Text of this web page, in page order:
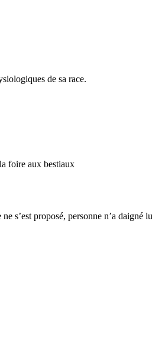
de sa race.
foire aux bestiaux
ne s’est proposé, personne n’a